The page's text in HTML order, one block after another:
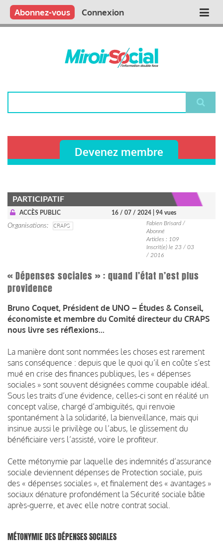
Aller
contenu
Main
Qui sommes nous ?
Vous publiez
Nous publions
Contactez-nous
Abonnez-vous Connexion
Devenez membre
PARTICIPATIF
ACCÈS PUBLIC 16 / 07 / 2024 | 94 vues
Organisations CRAPS
Fabien Brisard /
Abonné
Articles : 109
Inscrit(e) le 23 / 03
/ 2016
« Dépenses sociales » : quand l’état n’est plus
providence
Bruno Coquet, Président de UNO – Études & Conseil,
économiste et membre du Comité directeur du CRAPS
nous livre ses réflexions...
La manière dont sont nommées les choses est rarement
sans conséquence : depuis que le quoi qu’il en coûte s’est
mué en crise des finances publiques, les « dépenses
sociales » sont souvent désignées comme coupable idéal.
Sous les traits d’une évidence, celles-ci sont en réalité un
concept valise, chargé d’ambiguïtés, qui renvoie
spontanément à la solidarité, la bienveillance, mais qui
insinue aussi le privilège ou l’abus, le glissement du
bénéficiaire vers l’assisté, voire le profiteur.
Cette métonymie par laquelle des indemnités d’assurance
sociale deviennent dépenses de Protection sociale, puis
des « dépenses sociales », et finalement des « avantages »
sociaux dénature profondément la Sécurité sociale bâtie
après-guerre, et avec elle notre contrat social.
MÉTONYMIE DES DÉPENSES SOCIALES